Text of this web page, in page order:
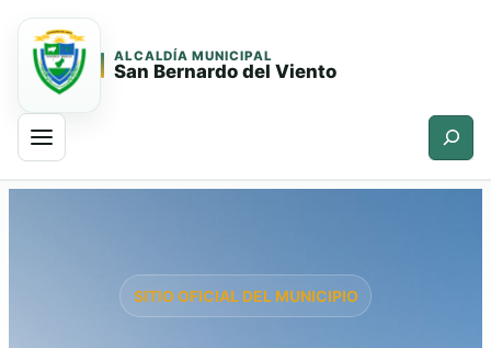
ALCALDÍA MUNICIPAL
San Bernardo del Viento
Buscar
SITIO OFICIAL DEL MUNICIPIO